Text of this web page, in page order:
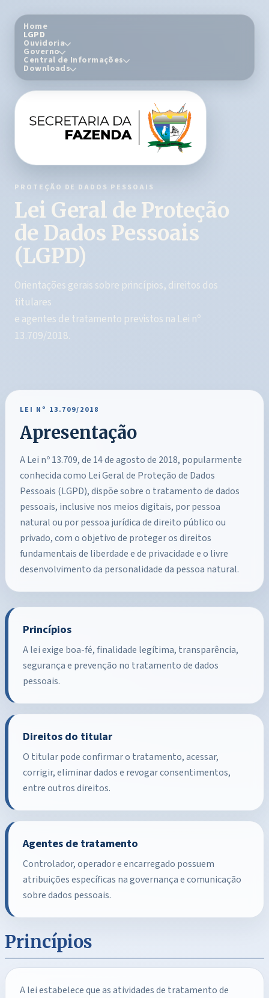
Home
LGPD
Ouvidoria
Governo
Central de Informações
Downloads
PROTEÇÃO DE DADOS PESSOAIS
Lei Geral de Proteção
de Dados Pessoais
(LGPD)
Orientações gerais sobre princípios, direitos dos
titulares
e agentes de tratamento previstos na Lei nº
13.709/2018.
LEI Nº 13.709/2018
Apresentação
A Lei nº 13.709, de 14 de agosto de 2018, popularmente
conhecida como Lei Geral de Proteção de Dados
Pessoais (LGPD), dispõe sobre o tratamento de dados
pessoais, inclusive nos meios digitais, por pessoa
natural ou por pessoa jurídica de direito público ou
privado, com o objetivo de proteger os direitos
fundamentais de liberdade e de privacidade e o livre
desenvolvimento da personalidade da pessoa natural.
Princípios
A lei exige boa-fé, finalidade legítima, transparência,
segurança e prevenção no tratamento de dados
pessoais.
Direitos do titular
O titular pode confirmar o tratamento, acessar,
corrigir, eliminar dados e revogar consentimentos,
entre outros direitos.
Agentes de tratamento
Controlador, operador e encarregado possuem
atribuições específicas na governança e comunicação
sobre dados pessoais.
Princípios
A lei estabelece que as atividades de tratamento de